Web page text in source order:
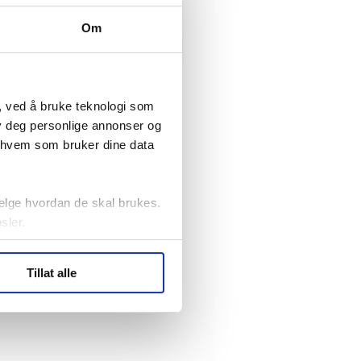
Om
ved å bruke teknologi som
personlige annonser og
som bruker dine data
hvordan de skal brukes.
statistikk.
Tillat alle